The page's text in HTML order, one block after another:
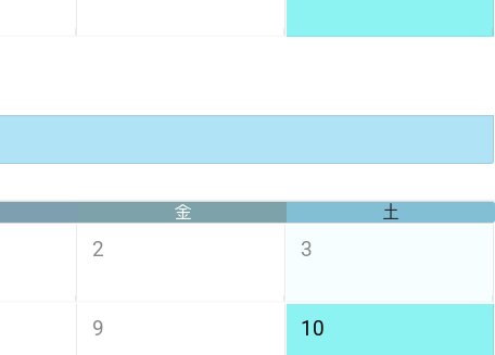
2 3
9 10
金 土